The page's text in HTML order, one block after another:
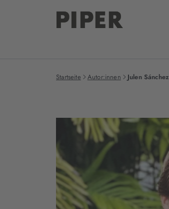
Startseite Autor:innen Julen Sánchez